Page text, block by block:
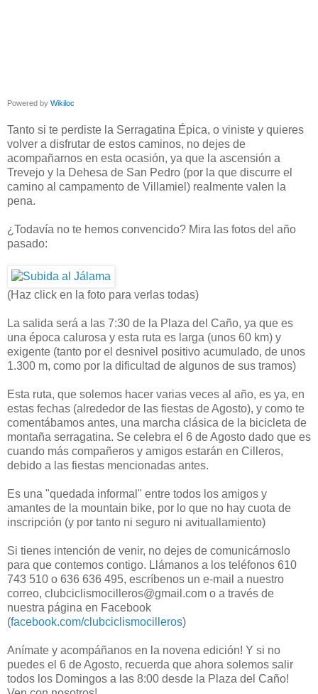
Powered by Wikiloc
Tanto si te perdiste la Serragatina Épica, o viniste y quieres
volver a disfrutar de estos caminos, no dejes de
acompañarnos en esta ocasión, ya que la ascensión a
Trevejo y la Dehesa de San Pedro (por la que discurre el
camino al campamento de Villamiel) realmente valen la
pena.
¿Todavía no te hemos convencido? Mira las fotos del año
pasado:
(Haz click en la foto para verlas todas)
La salida será a las 7:30 de la Plaza del Caño, ya que es
una época calurosa y esta ruta es larga (unos 60 km) y
exigente (tanto por el desnivel positivo acumulado, de unos
1.300 m, como por la dificultad de algunos de sus tramos)
Esta ruta, que solemos hacer varias veces al año, es ya, en
estas fechas (alrededor de las fiestas de Agosto), y como te
comentábamos antes, una marcha clásica de la bicicleta de
montaña serragatina. Se celebra el 6 de Agosto dado que es
cuando más compañeros y amigos estarán en Cilleros,
debido a las fiestas mencionadas antes.
Es una "quedada informal" entre todos los amigos y
amantes de la mountain bike, por lo que no hay cuota de
inscripción (y por tanto ni seguro ni avituallamiento)
Si tienes intención de venir, no dejes de comunicárnoslo
para que contemos contigo. Llámanos a los teléfonos 610
743 510 o 636 636 495, escríbenos un e-mail a nuestro
correo, clubciclismocilleros@gmail.com o a través de
nuestra página en Facebook
(facebook.com/clubciclismocilleros)
Anímate y acompáñanos en la novena edición! Y si no
puedes el 6 de Agosto, recuerda que ahora solemos salir
todos los Domingos a las 8:00 desde la Plaza del Caño!